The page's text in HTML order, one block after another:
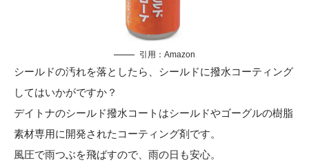
引用： Amazon
シールドの汚れを落としたら、シールドに撥水コーティング
してはいかがですか？
デイトナのシールド撥水コートはシールドやゴーグルの樹脂
素材専用に開発されたコーティング剤です。
風圧で雨つぶを飛ばすので、雨の日も安心。